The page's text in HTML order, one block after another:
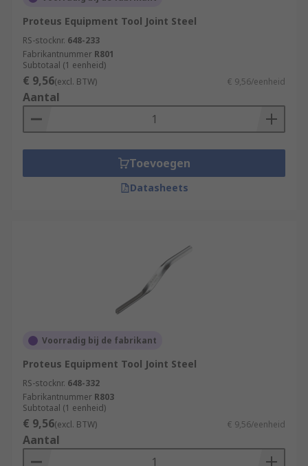
Proteus Equipment Tool Joint Steel
RS-stocknr. 648-233
Fabrikantnummer R801
Subtotaal (1 eenheid)
€ 9,56(excl. BTW) € 9,56/eenheid
Aantal
Toevoegen
Datasheets
Voorradig bij de fabrikant
Proteus Equipment Tool Joint Steel
RS-stocknr. 648-332
Fabrikantnummer R803
Subtotaal (1 eenheid)
€ 9,56(excl. BTW) € 9,56/eenheid
Aantal